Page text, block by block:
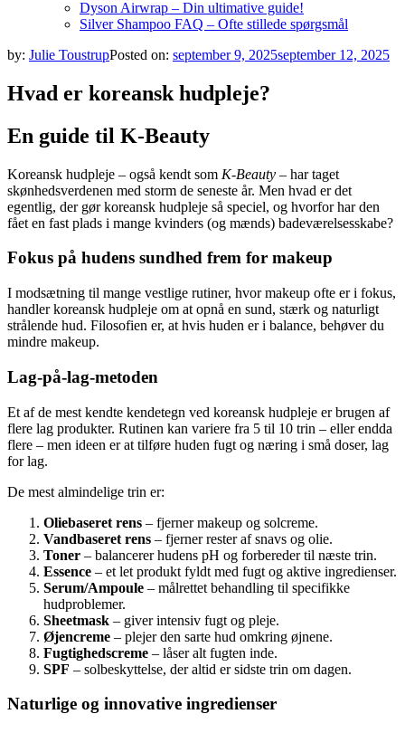
Dyson Airwrap – Din ultimative guide!
Silver Shampoo FAQ – Ofte stillede spørgsmål
by: Julie ToustrupPosted on: september 9, 2025september 12, 2025
Hvad er koreansk hudpleje?
En guide til K-Beauty
Koreansk hudpleje – også kendt som K-Beauty – har taget
skønhedsverdenen med storm de seneste år. Men hvad er det
egentlig, der gør koreansk hudpleje så speciel, og hvorfor har den
fået en fast plads i mange kvinders (og mænds) badeværelsesskabe?
Fokus på hudens sundhed frem for makeup
I modsætning til mange vestlige rutiner, hvor makeup ofte er i fokus,
handler koreansk hudpleje om at opnå en sund, stærk og naturligt
strålende hud. Filosofien er, at hvis huden er i balance, behøver du
mindre makeup.
Lag-på-lag-metoden
Et af de mest kendte kendetegn ved koreansk hudpleje er brugen af
flere lag produkter. Rutinen kan variere fra 5 til 10 trin – eller endda
flere – men ideen er at tilføre huden fugt og næring i små doser, lag
for lag.
De mest almindelige trin er:
Oliebaseret rens – fjerner makeup og solcreme.
Vandbaseret rens – fjerner rester af snavs og olie.
Toner – balancerer hudens pH og forbereder til næste trin.
Essence – et let produkt fyldt med fugt og aktive ingredienser.
Serum/Ampoule – målrettet behandling til specifikke
hudproblemer.
Sheetmask – giver intensiv fugt og pleje.
Øjencreme – plejer den sarte hud omkring øjnene.
Fugtighedscreme – låser alt fugten inde.
SPF – solbeskyttelse, der altid er sidste trin om dagen.
Naturlige og innovative ingredienser